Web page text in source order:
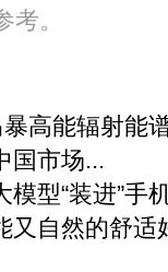
。
高能辐射能
国市场...
型“装进”手
又自然的舒适